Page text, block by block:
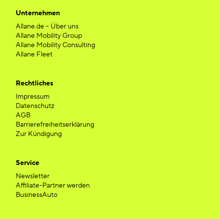
Unternehmen
Allane.de – Über uns
Allane Mobility Group
Allane Mobility Consulting
Allane Fleet
Rechtliches
Impressum
Datenschutz
AGB
Barrierefreiheitserklärung
Zur Kündigung
Service
Newsletter
Affiliate-Partner werden
BusinessAuto